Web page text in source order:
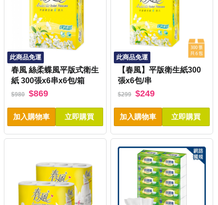
此商品免運
春風 絲柔蝶風平版式衛生
紙 300張x6串x6包/箱
$980 $869
加入購物車 立即購買
此商品免運
【春風】平版衛生紙300
張x6包/串
$299 $249
加入購物車 立即購買